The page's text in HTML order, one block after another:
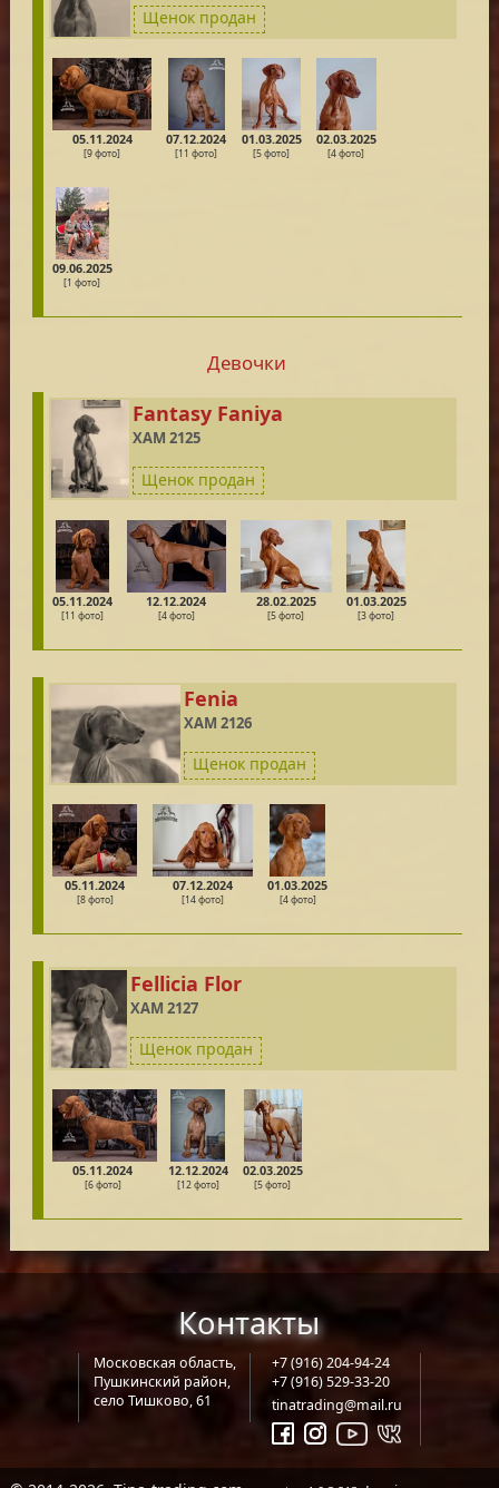
Щенок продан
05.11.2024
[9 фото]
07.12.2024
[11 фото]
01.03.2025
[5 фото]
02.03.2025
[4 фото]
09.06.2025
[1 фото]
Девочки
Fantasy Faniya
XAM 2125
Щенок продан
05.11.2024
[11 фото]
12.12.2024
[4 фото]
28.02.2025
[5 фото]
01.03.2025
[3 фото]
Fenia
XAM 2126
Щенок продан
05.11.2024
[8 фото]
07.12.2024
[14 фото]
01.03.2025
[4 фото]
Fellicia Flor
XAM 2127
Щенок продан
05.11.2024
[6 фото]
12.12.2024
[12 фото]
02.03.2025
[5 фото]
Контакты
Московская область,
Пушкинский район,
село Тишково, 61
+7 (916) 204-94-24
+7 (916) 529-33-20
tinatrading@mail.ru